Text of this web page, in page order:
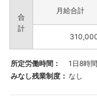
合
計
月給合計
所定労働時間：
1日8時
みなし残業制度： なし